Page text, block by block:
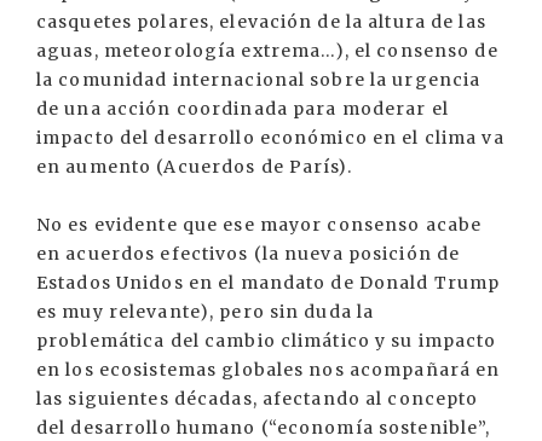
casquetes polares, elevación de la altura de las
aguas, meteorología extrema...), el consenso de
la comunidad internacional sobre la urgencia
de una acción coordinada para moderar el
impacto del desarrollo económico en el clima va
en aumento (Acuerdos de París).
No es evidente que ese mayor consenso acabe
en acuerdos efectivos (la nueva posición de
Estados Unidos en el mandato de Donald Trump
es muy relevante), pero sin duda la
problemática del cambio climático y su impacto
en los ecosistemas globales nos acompañará en
las siguientes décadas, afectando al concepto
del desarrollo humano (“economía sostenible”,